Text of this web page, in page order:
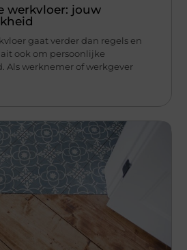
werkvloer: jouw
gaat verder dan regels en
ook om persoonlijke
Als werknemer of werkgever